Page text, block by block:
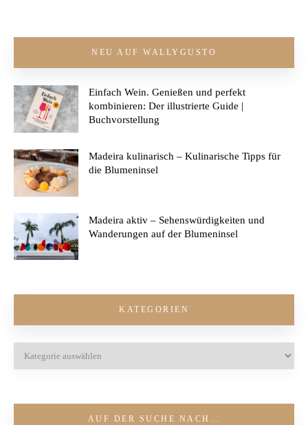
NEU AUF WALLYGUSTO
Einfach Wein. Genießen und perfekt
kombinieren: Der illustrierte Guide |
Buchvorstellung
Madeira kulinarisch – Kulinarische Tipps für
die Blumeninsel
Madeira aktiv – Sehenswürdigkeiten und
Wanderungen auf der Blumeninsel
KATEGORIEN
AUF DER SUCHE NACH…